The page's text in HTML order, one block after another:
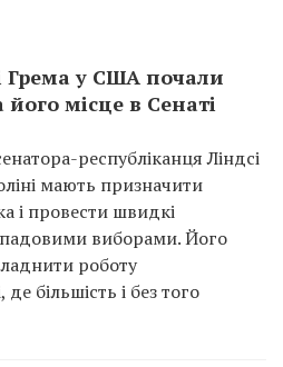
Грема у США почали
місце в Сенаті
республіканця Ліндсі
мають призначити
і провести швидкі
виборами. Його
роботу
де більшість і без того